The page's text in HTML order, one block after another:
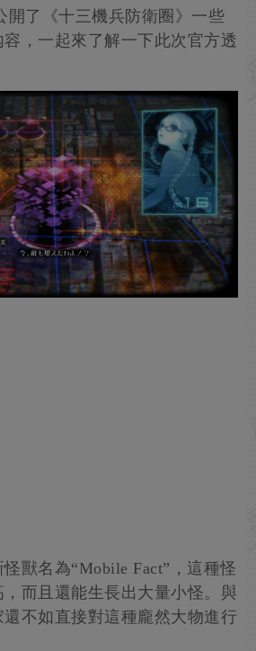
開了《十三機兵防衛圈》一些
，一起來了解一下此次官方透
獸名為“Mobile Fact”，這種怪
而且還能生長出大量小怪。與
不如直接對這種龐然大物進行